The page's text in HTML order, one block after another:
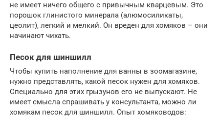
не имеет ничего общего с привычным кварцевым. Это
порошок глинистого минерала (алюмосиликаты,
цеолит), легкий и мелкий. Он вреден для хомяков – они
начинают чихать.
Песок для шиншилл
Чтобы купить наполнение для ванны в зоомагазине,
нужно представлять, какой песок нужен для хомяков.
Специально для этих грызунов его не выпускают. Не
имеет смысла спрашивать у консультанта, можно ли
хомякам песок для шиншилл. Опыт хомяководов: